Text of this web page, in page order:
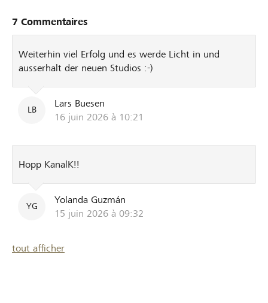
Spender*innen natürlich auf dem Laufenden, wie unser
Studiobau und der Umzug vorangehen.
7 Commentaires
Weiterhin viel Erfolg und es werde Licht in und
ausserhalt der neuen Studios :-)
LB
Lars Buesen
16 juin 2026 à 10:21
Hopp KanalK!!
YG
Yolanda Guzmán
15 juin 2026 à 09:32
tout afficher